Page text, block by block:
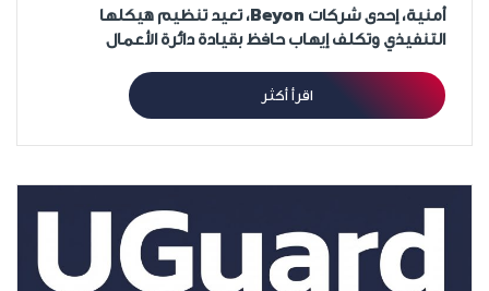
أمنية، إحدى شركات Beyon، تعيد تنظيم هيكلها
التنفيذي وتكلف إيهاب حافظ بقيادة دائرة الأعمال
اقرأ أكثر